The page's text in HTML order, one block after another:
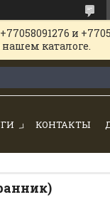
и
каталоге.
КОНТАКТЫ